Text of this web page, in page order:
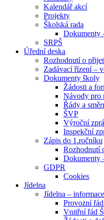
Kalendář akcí
Projekty
Školská rada
Dokumenty
SRPŠ
Úřední deska
Rozhodnutí o
Zadávací řízení –
Dokumenty školy
Žádosti a
Návody pro
Řády a
ŠVP
Výroční
Inspekční
Zápis do 1.ročníku
Rozhodnutí
Dokumenty
GDPR
Cookies
Jídelna
Jídelna – informace
Provozní
Vnitřní řád